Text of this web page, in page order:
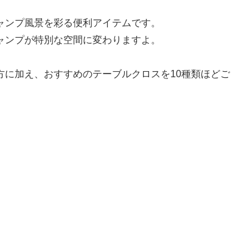
プ風景を彩る便利アイテムです。
プが特別な空間に変わりますよ。
加え、おすすめのテーブルクロスを10種類ほどご